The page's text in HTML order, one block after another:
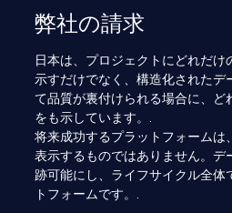
弊社の請求
日本は、プロジェクトにどれだ
示すだけでなく、構造化されたデ
て品質が裏付けられる場合に、
をも示しています。.
将来成功するプラットフォームは
表示するものではありません。デ
跡可能にし、ライフサイクル全体
トフォームです。.